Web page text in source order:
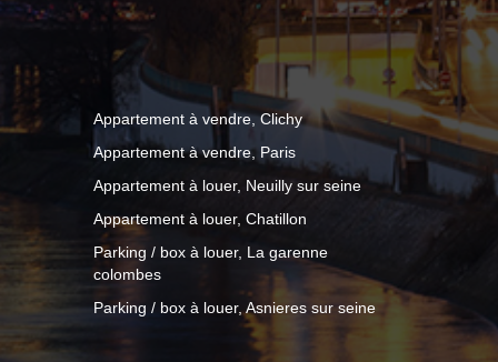
sud-ouest Lumineux et calme
collectif au gaz (inclus dans les
individuelle électrique. Charges
: 3 800 €. Un emplacement
des commerces, transports
sans tarder !
Appartement à vendre, Clichy
Appartement à vendre, Paris
Appartement à louer, Neuilly sur seine
Appartement à louer, Chatillon
Parking / box à louer, La garenne
colombes
Parking / box à louer, Asnieres sur seine